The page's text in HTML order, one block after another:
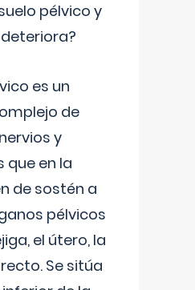
pélvico y
es un
de
y
que en la
de sostén a
pélvicos
el útero, la
Se sitúa